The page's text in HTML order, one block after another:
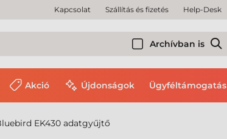
Kapcsolat Szállítás és fizetés Help-Desk
Archívban is
Akció Újdonságok Ügyféltámogatás
EK430 adatgyűjtő